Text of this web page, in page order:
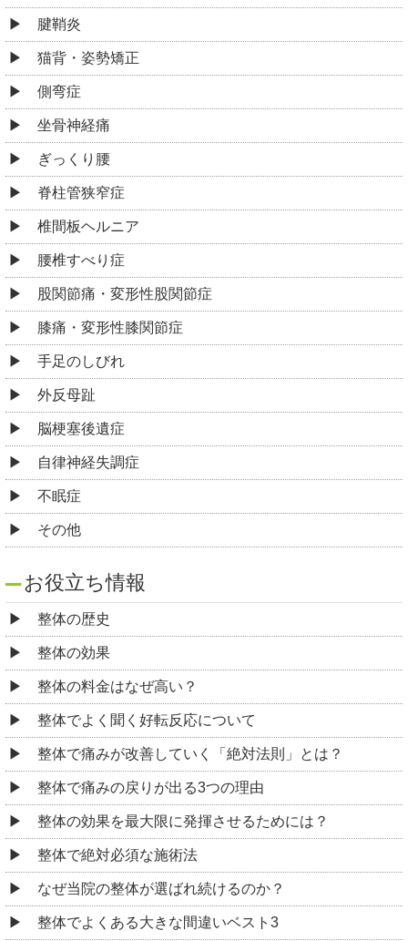
腱鞘炎
猫背・姿勢矯正
側弯症
坐骨神経痛
ぎっくり腰
脊柱管狭窄症
椎間板ヘルニア
腰椎すべり症
股関節痛・変形性股関節症
膝痛・変形性膝関節症
手足のしびれ
外反母趾
脳梗塞後遺症
自律神経失調症
不眠症
その他
お役立ち情報
整体の歴史
整体の効果
整体の料金はなぜ高い？
整体でよく聞く好転反応について
整体で痛みが改善していく「絶対法則」とは？
整体で痛みの戻りが出る3つの理由
整体の効果を最大限に発揮させるためには？
整体で絶対必須な施術法
なぜ当院の整体が選ばれ続けるのか？
整体でよくある大きな間違いベスト3